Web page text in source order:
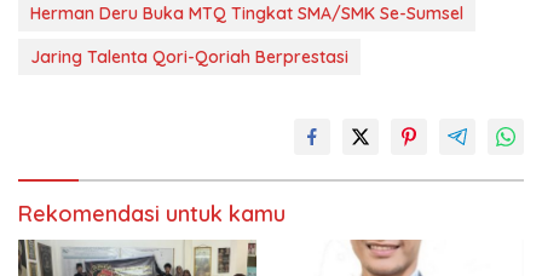
Herman Deru Buka MTQ Tingkat SMA/SMK Se-Sumsel
Jaring Talenta Qori-Qoriah Berprestasi
Rekomendasi untuk kamu